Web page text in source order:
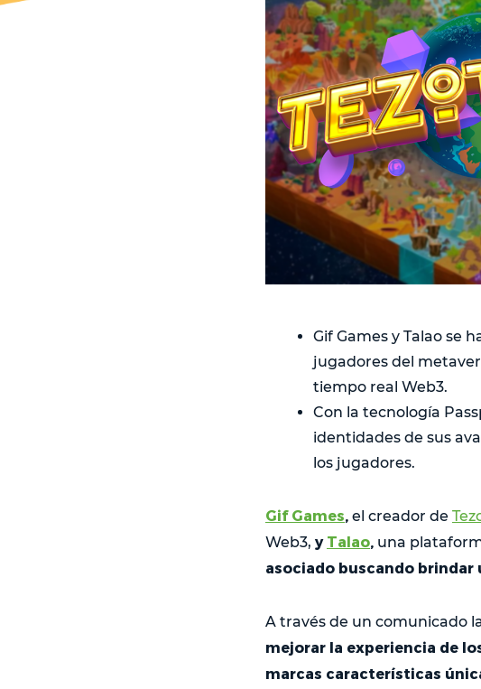
Gif Games y Talao se
jugadores del
tiempo real Web3.
Con la tecnología
identidades de sus
los jugadores.
Gif Games, el creador de
Web3, y Talao, una
asociado buscando brindar
A través de un comunicado
mejorar la experiencia de
marcas características